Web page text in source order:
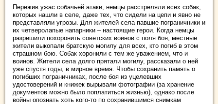
Пережив ужас собачьей атаки, немцы расстреляли всех собак,
которых нашли в селе, даже тех, что сидели на цепи и явно не
представляли угрозы. Для жителей села павшие пограничники и
их четверолапые напарники – настоящие герои. Когда немцы
разрешили похоронить советских воинов с поля боя, местные
жители выкопали братскую могилу для всех, кто погиб в этом
страшном бою. Собак хоронили с тем же уважением, что и
воинов. Жители села долго прятали могилу, рассказали о ней
уже спустя годы, в мирное время. Чтобы сохранить память о
погибших пограничниках, после боя из уцелевших
удостоверений и книжек вырывали фотографии (за хранение
документов можно было поплатиться жизнью), однако после
войны опознать хоть кого-то по сохранившимся снимкам